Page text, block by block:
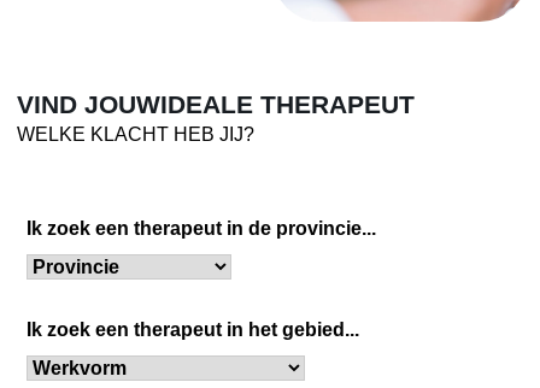
VIND JOUWIDEALE THERAPEUT
WELKE KLACHT HEB JIJ?